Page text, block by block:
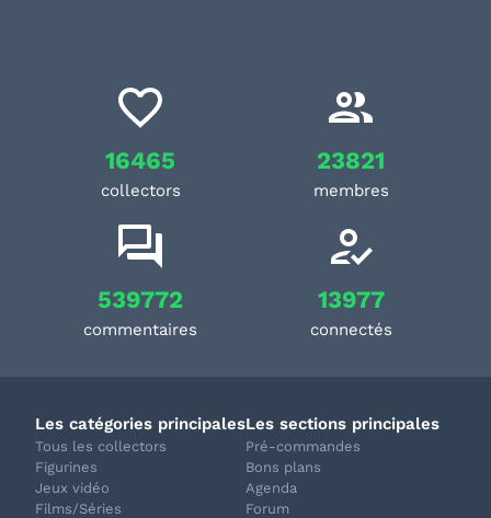
16465
collectors
23821
membres
539772
commentaires
13977
connectés
Les catégories principales
Tous les collectors
Figurines
Jeux vidéo
Films/Séries
Les sections principales
Pré-commandes
Bons plans
Agenda
Forum